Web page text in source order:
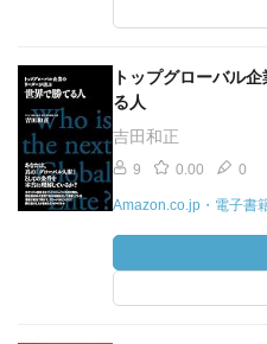
トップグローバル
る人
吉田和正
9 0.00 0
Amazon.co.jp・電子書